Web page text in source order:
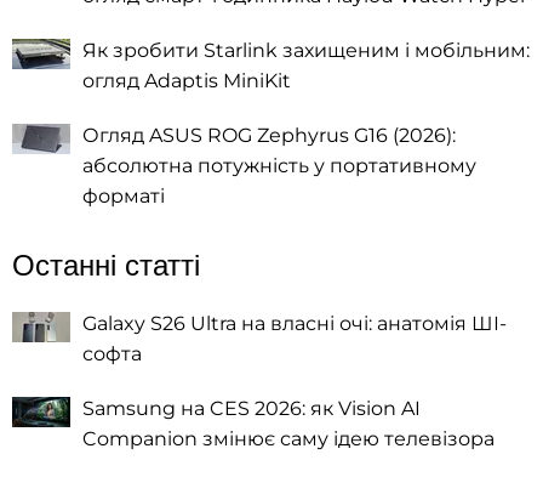
Як зробити Starlink захищеним і мобільним:
огляд Adaptis MiniKit
Огляд ASUS ROG Zephyrus G16 (2026):
абсолютна потужність у портативному
форматі
Останні статті
Galaxy S26 Ultra на власні очі: анатомія ШІ-
софта
Samsung на CES 2026: як Vision AI
Companion змінює саму ідею телевізора